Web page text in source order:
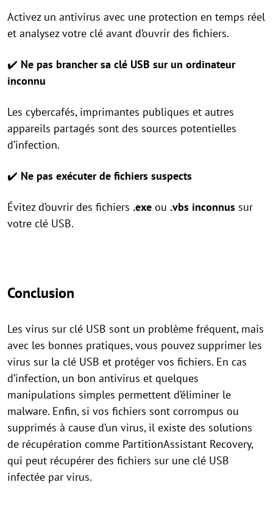
Activez un antivirus avec une protection en temps réel
et analysez votre clé avant d’ouvrir des fichiers.
✔️ Ne pas brancher sa clé USB sur un ordinateur
inconnu
Les cybercafés, imprimantes publiques et autres
appareils partagés sont des sources potentielles
d’infection.
✔️ Ne pas exécuter de fichiers suspects
Évitez d’ouvrir des fichiers .exe ou .vbs inconnus sur
votre clé USB.
Conclusion
Les virus sur clé USB sont un problème fréquent, mais
avec les bonnes pratiques, vous pouvez supprimer les
virus sur la clé USB et protéger vos fichiers. En cas
d’infection, un bon antivirus et quelques
manipulations simples permettent d’éliminer le
malware. Enfin, si vos fichiers sont corrompus ou
supprimés à cause d’un virus, il existe des solutions
de récupération comme PartitionAssistant Recovery,
qui peut récupérer des fichiers sur une clé USB
infectée par virus.